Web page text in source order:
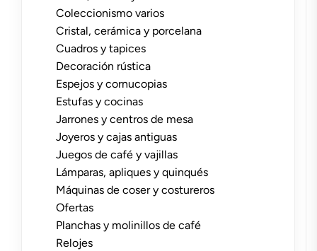
Coleccionismo varios
Cristal, cerámica y porcelana
Cuadros y tapices
Decoración rústica
Espejos y cornucopias
Estufas y cocinas
Jarrones y centros de mesa
Joyeros y cajas antiguas
Juegos de café y vajillas
Lámparas, apliques y quinqués
Máquinas de coser y costureros
Ofertas
Planchas y molinillos de café
Relojes